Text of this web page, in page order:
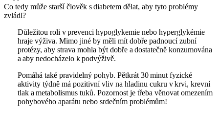
Co tedy může starší člověk s diabetem dělat, aby tyto problémy
zvládl?
Důležitou roli v prevenci hypoglykemie nebo hyperglykémie
hraje výživa. Mimo jiné by měli mít dobře padnoucí zubní
protézy, aby strava mohla být dobře a dostatečně konzumována
a aby nedocházelo k podvýživě.
Pomáhá také pravidelný pohyb. Pětkrát 30 minut fyzické
aktivity týdně má pozitivní vliv na hladinu cukru v krvi, krevní
tlak a metabolismus tuků. Pozornost je třeba věnovat omezením
pohybového aparátu nebo srdečním problémům!